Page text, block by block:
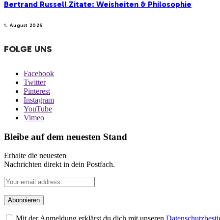
Bertrand Russell Zitate: Weisheiten & Philosophie
1. August 2026
FOLGE UNS
Facebook
Twitter
Pinterest
Instagram
YouTube
Vimeo
Bleibe auf dem neuesten Stand
Erhalte die neuesten
Nachrichten direkt in dein Postfach.